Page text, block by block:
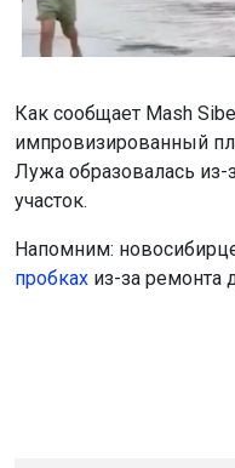
Как сообщает Mash
импровизированный
Лужа образовалась из-
участок.
Напомним:
пробках из-за ремонта